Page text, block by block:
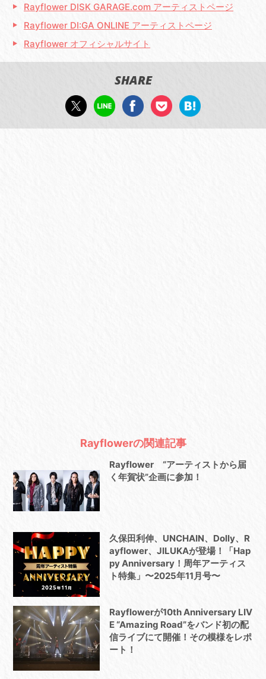
Rayflower DISK GARAGE.com アーティストページ
Rayflower DI:GA ONLINE アーティストページ
Rayflower オフィシャルサイト
SHARE
Rayflowerの関連記事
Rayflower “アーティストから届
く年賀状”企画に参加！
久保田利伸、UNCHAIN、Dolly、R
ayflower、JILUKAが登場！「Hap
py Anniversary！周年アーティス
ト特集」〜2025年11月号〜
Rayflowerが10th Anniversary LIV
E “Amazing Road”をバンド初の配
信ライブにて開催！その模様をレポ
ート！